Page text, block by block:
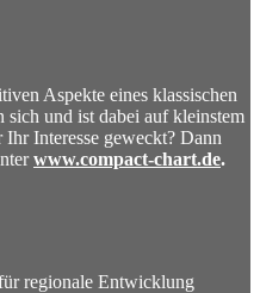
Aspekte eines klassischen
sich und ist dabei auf kleinstem
Interesse geweckt? Dann
www.compact-chart.de.
regionale Entwicklung